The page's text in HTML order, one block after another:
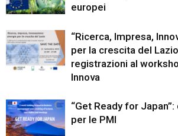
europei
“Ricerca, Impresa,
per la crescita del
registrazioni al
Innova
“Get Ready for
per le PMI